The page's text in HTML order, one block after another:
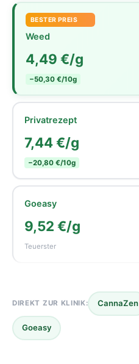
BESTER PREIS
Weed
4,49 €/g
−50,30 €/10g
Privatrezept
7,44 €/g
−20,80 €/10g
Goeasy
9,52 €/g
Teuerster
DIREKT ZUR KLINIK: CannaZen
Goeasy